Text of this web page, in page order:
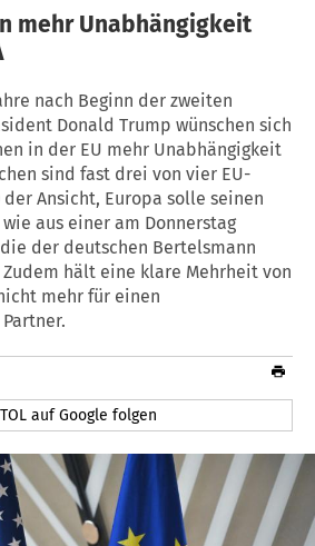
mehr Unabhängigkeit
nach Beginn der zweiten
Donald Trump wünschen sich
in der EU mehr Unabhängigkeit
sind fast drei von vier EU-
der Ansicht, Europa solle seinen
aus einer am Donnerstag
der deutschen Bertelsmann
hält eine klare Mehrheit von
mehr für einen
auf Google folgen